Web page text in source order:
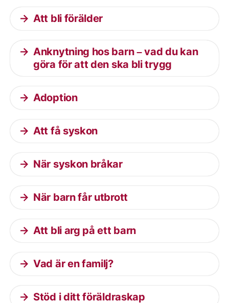
Att bli förälder
Anknytning hos barn – vad du kan
göra för att den ska bli trygg
Adoption
Att få syskon
När syskon bråkar
När barn får utbrott
Att bli arg på ett barn
Vad är en familj?
Stöd i ditt föräldraskap